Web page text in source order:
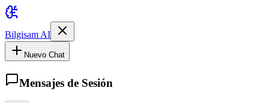
Bilgisam AI
Nuevo Chat
Mensajes de Sesión